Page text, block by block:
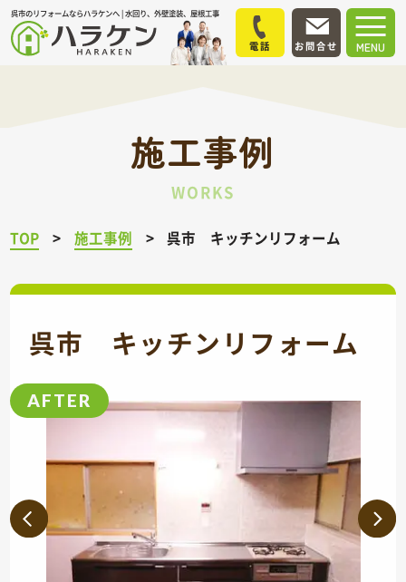
呉市のリフォームならハラケンへ | 水回り、外壁塗装、屋根工事
MENU
電話 お問合せ
施工事例
WORKS
TOP 施工事例 呉市 キッチンリフォーム
呉市 キッチンリフォーム